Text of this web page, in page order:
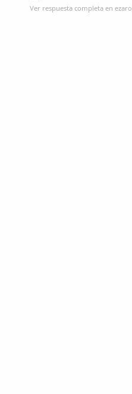
Ver respuesta completa en